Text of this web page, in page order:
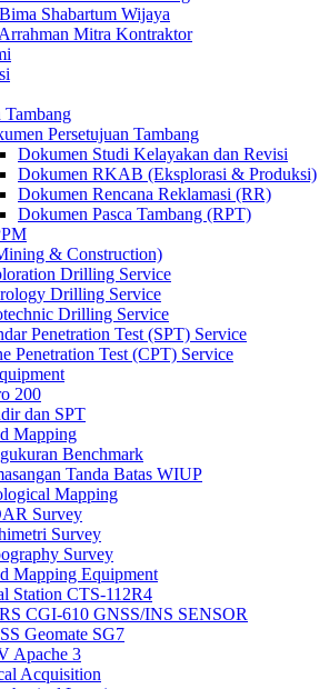
Shabartum Wijaya
Mitra Kontraktor
Persetujuan Tambang
Dokumen Studi Kelayakan dan Revisi
Dokumen RKAB (Eksplorasi & Produksi)
Dokumen Rencana Reklamasi (RR)
Dokumen Pasca Tambang (RPT)
& Construction)
Drilling Service
Drilling Service
Drilling Service
Penetration Test (SPT) Service
Penetration Test (CPT) Service
200
dan SPT
Mapping
Benchmark
Tanda Batas WIUP
Mapping
Survey
Survey
Survey
Mapping Equipment
Station CTS-112R4
CGI-610 GNSS/INS SENSOR
Geomate SG7
Apache 3
Acquisition